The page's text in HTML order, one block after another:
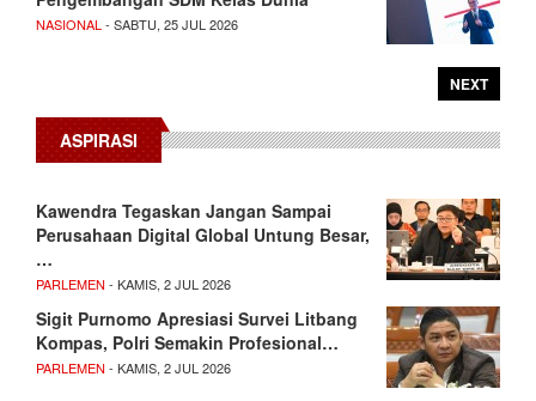
NASIONAL - SABTU, 25 JUL 2026
NEXT
ASPIRASI
Kawendra Tegaskan Jangan Sampai
Perusahaan Digital Global Untung Besar,
…
PARLEMEN - KAMIS, 2 JUL 2026
Sigit Purnomo Apresiasi Survei Litbang
Kompas, Polri Semakin Profesional…
PARLEMEN - KAMIS, 2 JUL 2026